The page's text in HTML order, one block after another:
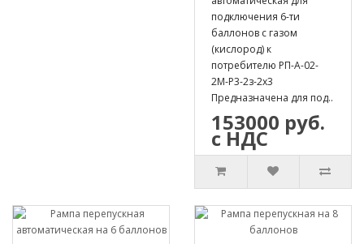
подключения 6-ти
баллонов с газом
(кислород) к
потребителю РП-А-02-
2М-Р3-2з-2х3
Предназначена для под..
153000 руб.
с НДС